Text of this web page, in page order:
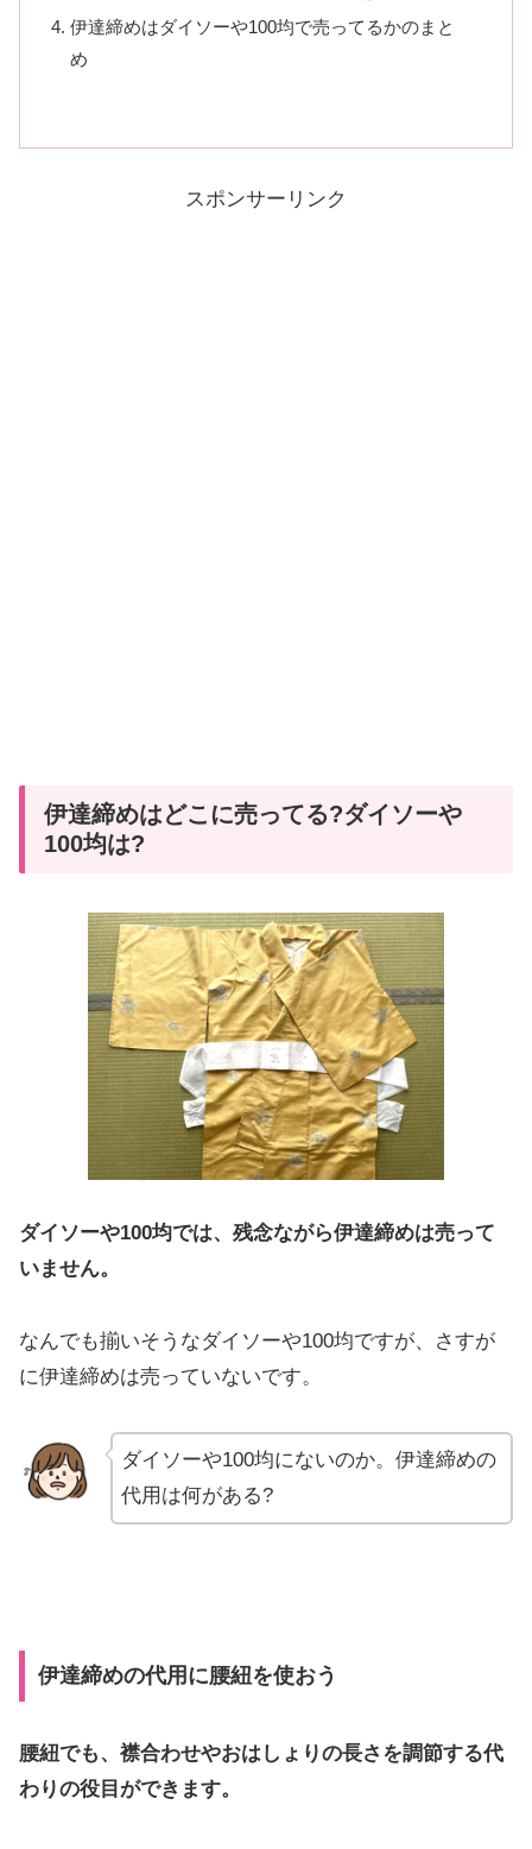
伊達締めはダイソーや100均で売ってるかのまと
め
スポンサーリンク
伊達締めはどこに売ってる?ダイソーや
100均は?
ダイソーや100均では、残念ながら伊達締めは売って
いません。
なんでも揃いそうなダイソーや100均ですが、さすが
に伊達締めは売っていないです。
ダイソーや100均にないのか。伊達締めの
代用は何がある?
伊達締めの代用に腰紐を使おう
腰紐でも、襟合わせやおはしょりの長さを調節する代
わりの役目ができます。